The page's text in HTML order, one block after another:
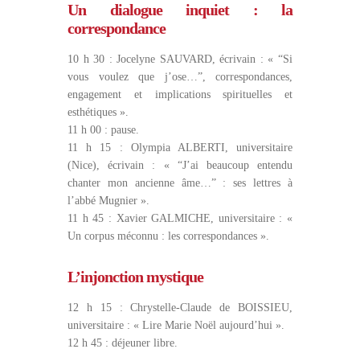
Un dialogue inquiet : la
correspondance
10 h 30 : Jocelyne SAUVARD, écrivain : « “Si
vous voulez que j’ose…”, correspondances,
engagement et implications spirituelles et
esthétiques ».
11 h 00 : pause.
11 h 15 : Olympia ALBERTI, universitaire
(Nice), écrivain : « “J’ai beaucoup entendu
chanter mon ancienne âme…” : ses lettres à
l’abbé Mugnier ».
11 h 45 : Xavier GALMICHE, universitaire : «
Un corpus méconnu : les correspondances ».
L’injonction mystique
12 h 15 : Chrystelle-Claude de BOISSIEU,
universitaire : « Lire Marie Noël aujourd’hui ».
12 h 45 : déjeuner libre.